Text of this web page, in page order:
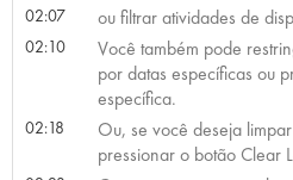
02:07 ou filtrar atividades de
02:10
Você também pode
por datas específicas ou
específica.
02:18
Ou, se você deseja
pressionar o botão Clear